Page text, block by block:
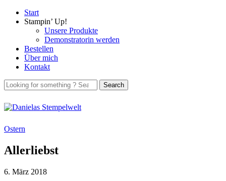
Start
Stampin’ Up!
Unsere Produkte
Demonstratorin werden
Bestellen
Über mich
Kontakt
Ostern
Allerliebst
6. März 2018